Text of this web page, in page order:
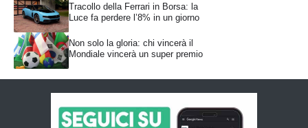
Tracollo della Ferrari in Borsa: la
Luce fa perdere l’8% in un giorno
Non solo la gloria: chi vincerà il
Mondiale vincerà un super premio